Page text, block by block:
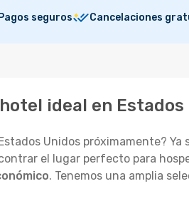
Pagos seguros Cancelaciones
ideal en Estados
Unidos próximamente?
el lugar perfecto para
. Tenemos una amplia